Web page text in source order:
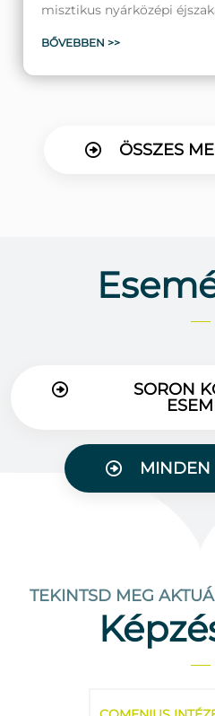
misztikus nyárközépi
BŐVEBBEN >>
ÖSSZES
SORON
MINDEN
TEKINTSD MEG